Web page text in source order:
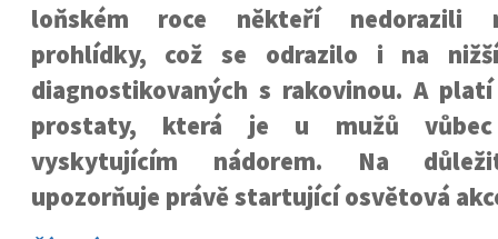
loňském roce někteří nedorazili
prohlídky, což se odrazilo i na
diagnostikovaných s rakovinou. A
prostaty, která je u mužů
vyskytujícím nádorem. Na
upozorňuje právě startující osvětová